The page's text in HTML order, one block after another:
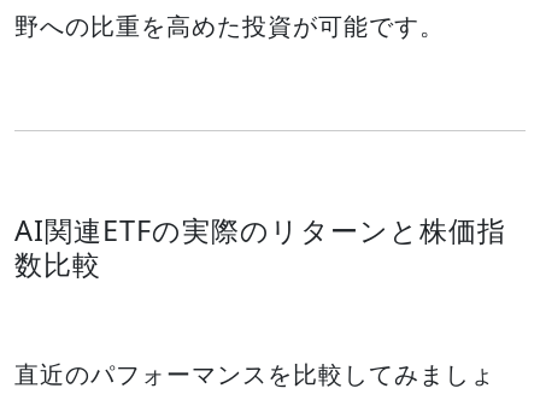
野への比重を高めた投資が可能です。
AI関連ETFの実際のリターンと株価指
数比較
直近のパフォーマンスを比較してみましょ